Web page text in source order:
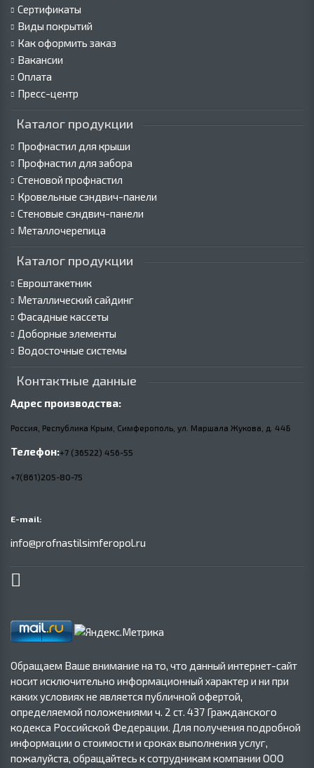
Сертификаты
Виды покрытий
Как оформить заказ
Вакансии
Оплата
Пресс-центр
Каталог продукции
Профнастил для крыши
Профнастил для забора
Стеновой профнастил
Кровельные сэндвич-панели
Стеновые сэндвич-панели
Металлочерепица
Каталог продукции
Евроштакетник
Металлический сайдинг
Фасадные кассеты
Доборные элементы
Водосточные системы
Контактные данные
Адрес производства:
Россия, Республика Крым, Симферополь, ул. Маршала Жукова, д. 44Б
Телефон:+7 (36522) 456-55
+7(861)205-80-75
E-mail:
info@profnastilsimferopol.ru
Обращаем Ваше внимание на то, что данный интернет-сайт
носит исключительно информационный характер и ни при
каких условиях не является публичной офертой,
определяемой положениями ч. 2 ст. 437 Гражданского
кодекса Российской Федерации. Для получения подробной
информации о стоимости и сроках выполнения услуг,
пожалуйста, обращайтесь к сотрудникам компании ООО